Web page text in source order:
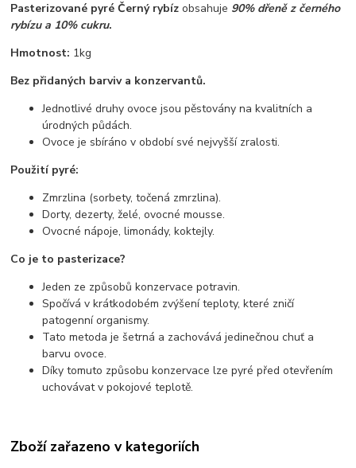
Pasterizované pyré Černý rybíz obsahuje 90% dřeně z černého
rybízu a 10% cukru.
Hmotnost: 1kg
Bez přidaných barviv a konzervantů.
Jednotlivé druhy ovoce jsou pěstovány na kvalitních a
úrodných půdách.
Ovoce je sbíráno v období své nejvyšší zralosti.
Použití pyré:
Zmrzlina (sorbety, točená zmrzlina).
Dorty, dezerty, želé, ovocné mousse.
Ovocné nápoje, limonády, koktejly.
Co je to pasterizace?
Jeden ze způsobů konzervace potravin.
Spočívá v krátkodobém zvýšení teploty, které zničí
patogenní organismy.
Tato metoda je šetrná a zachovává jedinečnou chuť a
barvu ovoce.
Díky tomuto způsobu konzervace lze pyré před otevřením
uchovávat v pokojové teplotě.
Zboží zařazeno v kategoriích